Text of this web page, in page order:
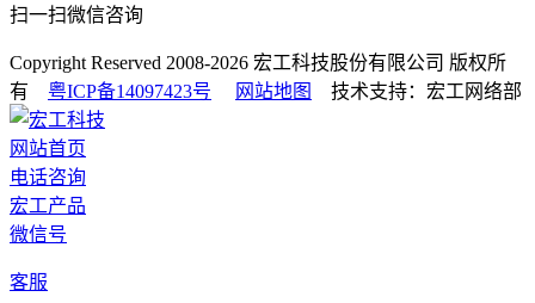
扫一扫微信咨询
Copyright Reserved 2008-2026 宏工科技股份有限公司 版权所
有 粤ICP备14097423号 网站地图 技术支持：宏工网络部
网站首页
电话咨询
宏工产品
微信号
客服